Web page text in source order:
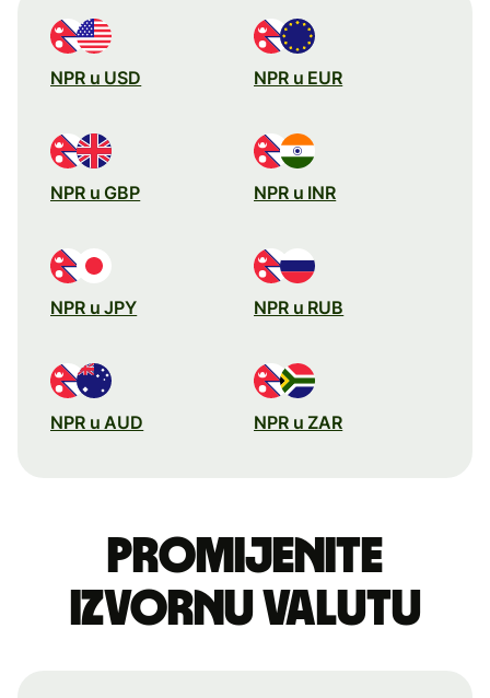
NPR u USD NPR u EUR
NPR u GBP NPR u INR
NPR u JPY NPR u RUB
NPR u AUD NPR u ZAR
Promijenite
izvornu valutu